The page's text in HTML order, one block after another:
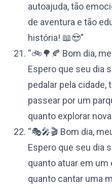
autoajuda, tão
de aventura e tão
história! 📖😍”
“🚲🌳🍂 Bom dia,
Espero que seu dia
pedalar pela cidade,
passear por um
quanto explorar
“🎭🎤🎬 Bom dia,
Espero que seu dia
quanto atuar em
quanto cantar uma